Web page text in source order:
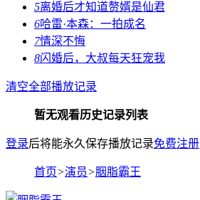
5离婚后才知道赘婿是仙君
6哈雷·本森：一拍成名
7情深不悔
8闪婚后，大叔每天狂宠我
清空全部播放记录
暂无观看历史记录列表
登录后将能永久保存播放记录免费注册
首页>演员>胭脂霸王